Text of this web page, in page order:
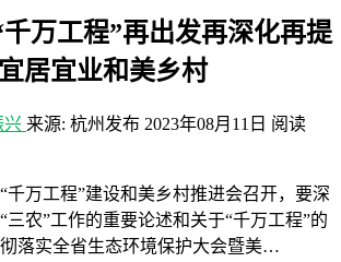
万工程”再出发再深化再提
居宜业和美乡村
兴 来源: 杭州发布 2023年08月11日 阅读
千万工程”建设和美乡村推进会召开，要深
三农”工作的重要论述和关于“千万工程”的
落实全省生态环境保护大会暨美…